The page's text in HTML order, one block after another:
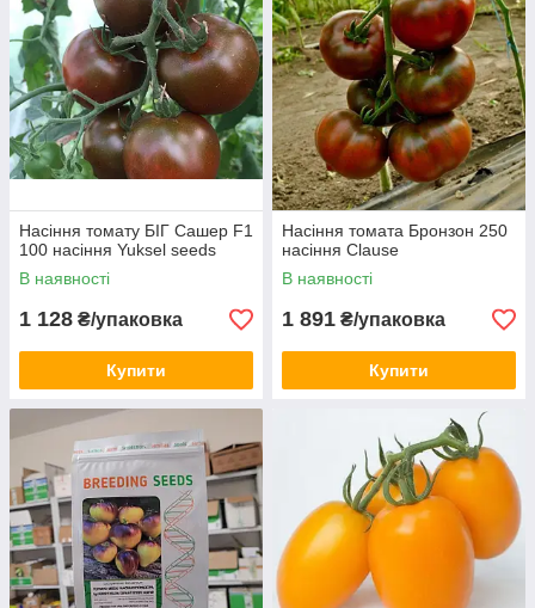
Насіння томату БІГ Сашер F1
100 насіння Yuksel seeds
В наявності
1 128 ₴/упаковка
Купити
Насіння томата Бронзон 250
насіння Clause
В наявності
1 891 ₴/упаковка
Купити